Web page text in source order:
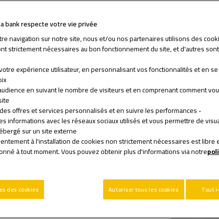
أينما كنتم؟ يضع التجاري وفا بنك رهن إشارتكم مجموعة
البنكية والخدمات المبتكرة التي تتلاءم مع
نصائحنا
bank respecte votre vie privée
navigation sur notre site, nous et/ou nos partenaires utilisons des
strictement nécessaires au bon fonctionnement du site, et d'autres
expérience utilisateur, en personnalisant vos fonctionnalités et en
en suivant le nombre de visiteurs et en comprenant comment
- Proposer des offres et services personnalisés et en suivre les performances.
informations avec les réseaux sociaux utilisés et vous permettre de
sur un site externe.
à l'installation de cookies non strictement nécessaires est libre
à tout moment. Vous pouvez obtenir plus d'informations via notre
Tout
Autoriser tous les cookies
des cookies